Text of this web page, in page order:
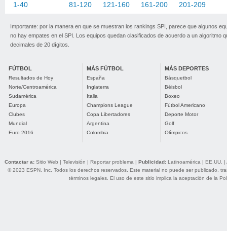
1-40 81-120 121-160 161-200 201-209
Importante: por la manera en que se muestran los rankings SPI, parece que algunos
no hay empates en el SPI. Los equipos quedan clasificados de acuerdo a un algoritmo
decimales de 20 dígitos.
FÚTBOL
Resultados de Hoy
Norte/Centroamérica
Sudamérica
Europa
Clubes
Mundial
Euro 2016
MÁS FÚTBOL
España
Inglaterra
Italia
Champions League
Copa Libertadores
Argentina
Colombia
MÁS DEPORTES
Básquetbol
Béisbol
Boxeo
Fútbol Americano
Deporte Motor
Golf
Olímpicos
Contactar a: Sitio Web | Televisión | Reportar problema | Publicidad: Latinoamérica | EE.UU. |
© 2023 ESPN, Inc. Todos los derechos reservados. Este material no puede ser publicado,
términos legales. El uso de este sitio implica la aceptación de la